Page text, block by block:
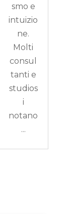
smo e
intuizio
ne.
Molti
consul
tanti e
studios
i
notano
...